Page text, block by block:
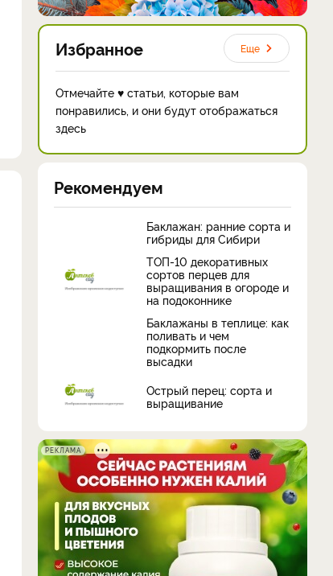
Избранное Еще
Отмечайте ♥ статьи, которые вам
понравились, и они будут отображаться
здесь
Рекомендуем
Баклажан: ранние сорта и
гибриды для Сибири
ТОП-10 декоративных
сортов перцев для
выращивания в огороде и
на подоконнике
Баклажаны в теплице: как
поливать и чем
подкормить после
высадки
Острый перец: сорта и
выращивание
РЕКЛАМА